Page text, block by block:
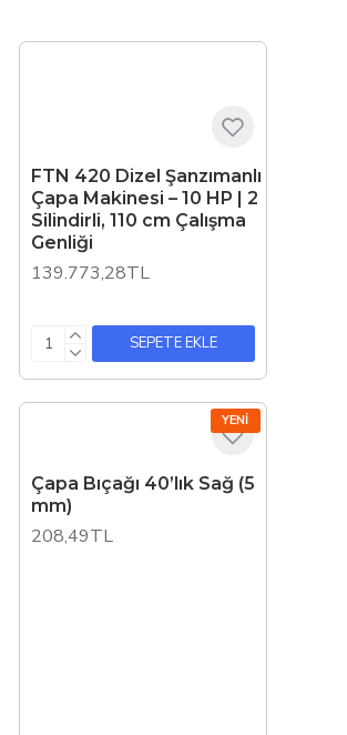
FTN 420 Dizel Şanzımanlı
Çapa Makinesi – 10 HP | 2
Silindirli, 110 cm Çalışma
Genliği
139.773,28TL
SEPETE EKLE
YENI
Çapa Bıçağı 40’lık Sağ (5
mm)
208,49TL